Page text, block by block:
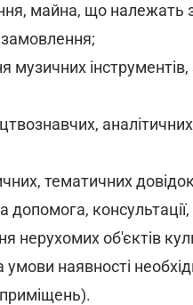
майна, що належать
інструментів,
тематичних
консультації,
нерухомих об'єктів
наявності